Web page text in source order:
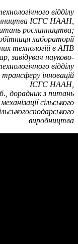
відділу
ІСГС НААН,
рослинництва;
лабораторії
технологій в АПВ
завідувач науково-
відділу
інновацій
ІСГС НААН,
дорадник з питань
механізації сільського
виробництва